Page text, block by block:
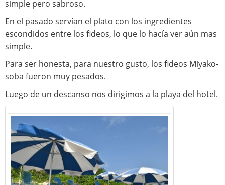
simple pero sabroso.
En el pasado servían el plato con los ingredientes
escondidos entre los fideos, lo que lo hacía ver aún mas
simple.
Para ser honesta, para nuestro gusto, los fideos Miyako-
soba fueron muy pesados.
Luego de un descanso nos dirigimos a la playa del hotel.